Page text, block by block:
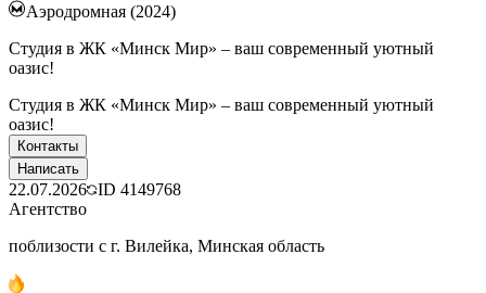
Аэродромная (2024)
Студия в ЖК «Минск Мир» – ваш современный уютный
оазис!
Студия в ЖК «Минск Мир» – ваш современный уютный
оазис!
Контакты
Написать
22.07.2026 ID 4149768
Агентство
поблизости с г. Вилейка, Минская область